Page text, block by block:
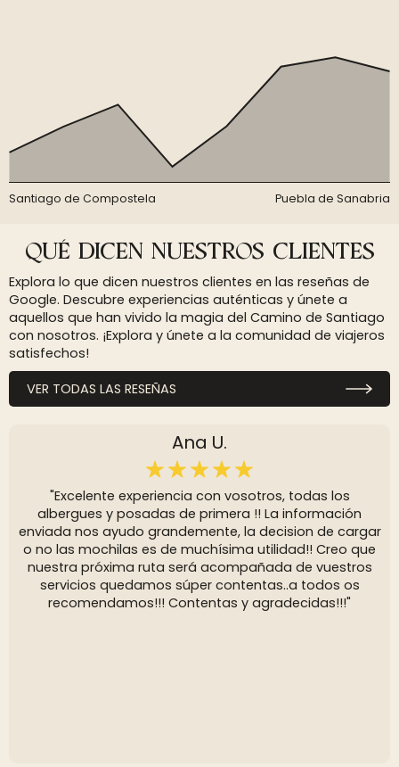
Santiago de Compostela Puebla de Sanabria
QUÉ DICEN NUESTROS CLIENTES
Explora lo que dicen nuestros clientes en las reseñas de
Google. Descubre experiencias auténticas y únete a
aquellos que han vivido la magia del Camino de Santiago
con nosotros. ¡Explora y únete a la comunidad de viajeros
satisfechos!
VER TODAS LAS RESEÑAS
Ana U.
"Excelente experiencia con vosotros, todas los
albergues y posadas de primera !! La información
enviada nos ayudo grandemente, la decision de cargar
o no las mochilas es de muchísima utilidad!! Creo que
nuestra próxima ruta será acompañada de vuestros
servicios quedamos súper contentas..a todos os
recomendamos!!! Contentas y agradecidas!!!"